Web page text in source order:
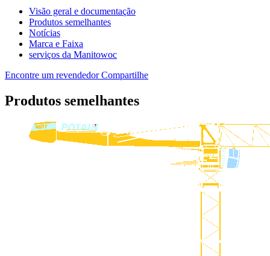
Visão geral e documentação
Produtos semelhantes
Notícias
Marca e Faixa
serviços da Manitowoc
Encontre um revendedor Compartilhe
Produtos semelhantes